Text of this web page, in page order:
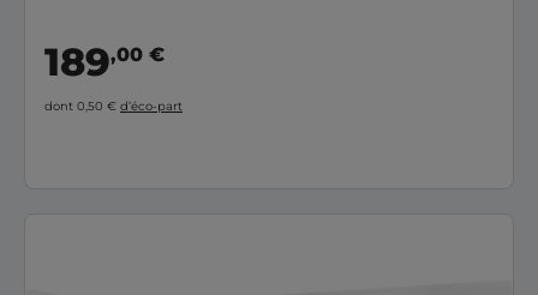
189,00 €
dont 0,50 € d’éco-part